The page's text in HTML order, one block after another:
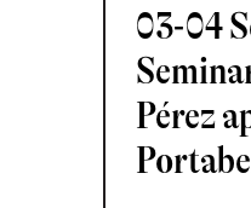
03-04
Pérez